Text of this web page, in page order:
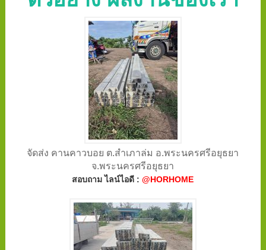
จัดส่ง คานคาวบอย ต.สำเภาล่ม อ.พระนครศรีอยุธยา
จ.พระนครศรีอยุธยา
สอบถาม ไลน์ไอดี :@HORHOME